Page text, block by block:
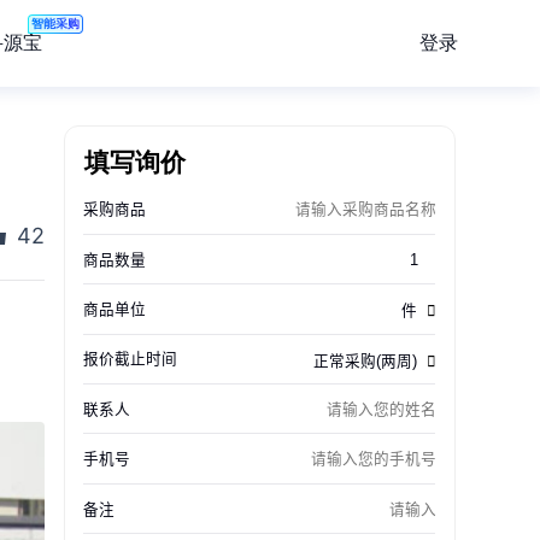
宝
智能采购
登录
42
填写询价